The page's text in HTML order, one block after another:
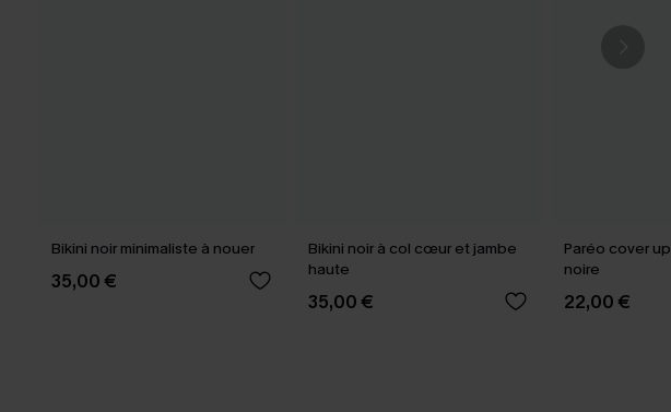
Bikini noir minimaliste à nouer
35,00 €
Bikini noir à col cœur et jambe
haute
35,00 €
Paréo cover
noire
22,00 €